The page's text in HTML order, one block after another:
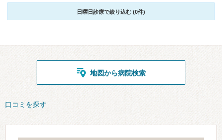
日曜日診療で絞り込む (0件)
地図から病院検索
口コミを探す